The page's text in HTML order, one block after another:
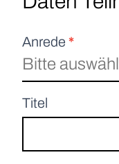
Anrede *
Bitte
Titel